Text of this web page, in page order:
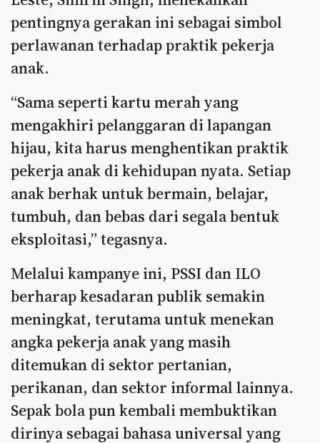
pentingnya gerakan ini sebagai simbol
perlawanan terhadap praktik pekerja
anak.
“Sama seperti kartu merah yang
mengakhiri pelanggaran di lapangan
hijau, kita harus menghentikan praktik
pekerja anak di kehidupan nyata. Setiap
anak berhak untuk bermain, belajar,
tumbuh, dan bebas dari segala bentuk
eksploitasi,” tegasnya.
Melalui kampanye ini, PSSI dan ILO
berharap kesadaran publik semakin
meningkat, terutama untuk menekan
angka pekerja anak yang masih
ditemukan di sektor pertanian,
perikanan, dan sektor informal lainnya.
Sepak bola pun kembali membuktikan
dirinya sebagai bahasa universal yang